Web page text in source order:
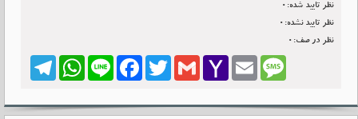
نظر تایید شده:0
نظر تایید نشده:0
نظر در صف:0
TelegramWhatsApp LineFacebook Twitter Gmail
Yahoo
Email Message